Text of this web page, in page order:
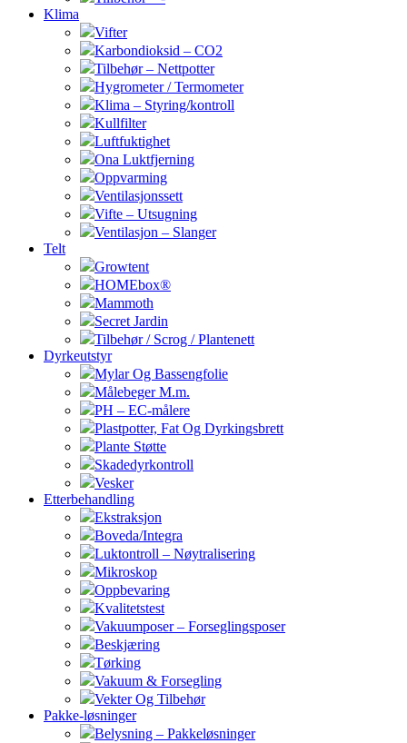
Klima
Vifter
Karbondioksid – CO2
Tilbehør – Nettpotter
Hygrometer / Termometer
Klima – Styring/kontroll
Kullfilter
Luftfuktighet
Ona Luktfjerning
Oppvarming
Ventilasjonssett
Vifte – Utsugning
Ventilasjon – Slanger
Telt
Growtent
HOMEbox®
Mammoth
Secret Jardin
Tilbehør / Scrog / Plantenett
Dyrkeutstyr
Mylar Og Bassengfolie
Målebeger M.m.
PH – EC-målere
Plastpotter, Fat Og Dyrkingsbrett
Plante Støtte
Skadedyrkontroll
Vesker
Etterbehandling
Ekstraksjon
Boveda/Integra
Luktontroll – Nøytralisering
Mikroskop
Oppbevaring
Kvalitetstest
Vakuumposer – Forseglingsposer
Beskjæring
Tørking
Vakuum & Forsegling
Vekter Og Tilbehør
Pakke-løsninger
Belysning – Pakkeløsninger